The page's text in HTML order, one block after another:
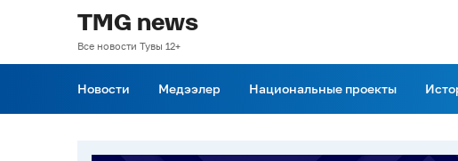
TMG news
Все новости Тувы 12+
Новости Медээлер Национальные проекты